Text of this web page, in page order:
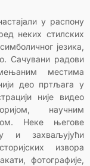
у распону
неких стилских
језика,
Сачувани радови
местима
део пртљага у
није видео
научним
Неке његове
и захваљујући
извора
фотографије,